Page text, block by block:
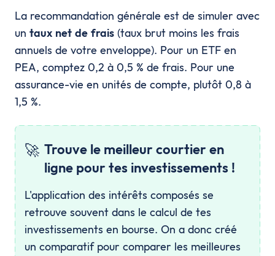
La recommandation générale est de simuler avec
un taux net de frais (taux brut moins les frais
annuels de votre enveloppe). Pour un ETF en
PEA, comptez 0,2 à 0,5 % de frais. Pour une
assurance-vie en unités de compte, plutôt 0,8 à
1,5 %.
🚀 Trouve le meilleur courtier en
ligne pour tes investissements !
L'application des intérêts composés se
retrouve souvent dans le calcul de tes
investissements en bourse. On a donc créé
un comparatif pour comparer les meilleures